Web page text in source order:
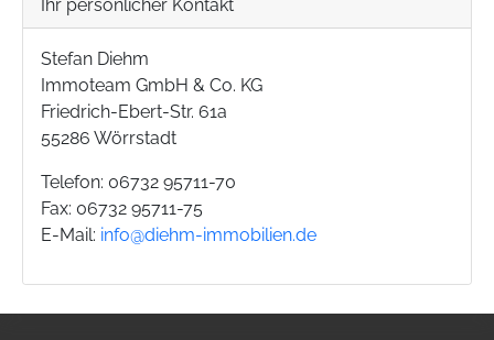
Ihr persönlicher Kontakt
Stefan Diehm
Immoteam GmbH & Co. KG
Friedrich-Ebert-Str. 61a
55286 Wörrstadt
Telefon: 06732 95711-70
Fax: 06732 95711-75
E-Mail: info@diehm-immobilien.de